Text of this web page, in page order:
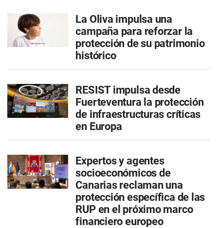
La Oliva impulsa una
campaña para reforzar la
protección de su patrimonio
histórico
RESIST impulsa desde
Fuerteventura la protección
de infraestructuras críticas
en Europa
Expertos y agentes
socioeconómicos de
Canarias reclaman una
protección específica de las
RUP en el próximo marco
financiero europeo